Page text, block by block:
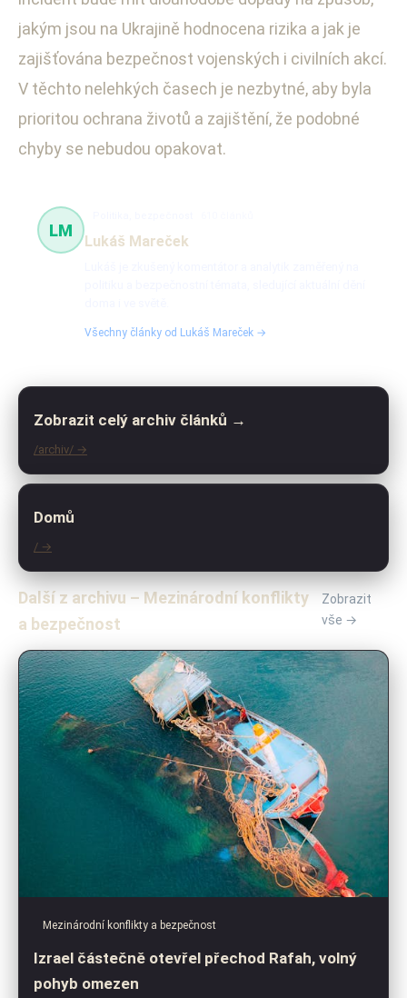
jakým jsou na Ukrajině hodnocena rizika a jak je
zajišťována bezpečnost vojenských i civilních akcí.
V těchto nelehkých časech je nezbytné, aby byla
prioritou ochrana životů a zajištění, že podobné
chyby se nebudou opakovat.
LM
Lukáš Mareček
Všechny články od Lukáš Mareček →
Zobrazit celý archiv článků →
/archiv/ →
Domů
/ →
Další z archivu – Mezinárodní konflikty
a bezpečnost
Zobrazit
vše →
Mezinárodní konflikty a bezpečnost
Izrael částečně otevřel přechod Rafah, volný
pohyb omezen